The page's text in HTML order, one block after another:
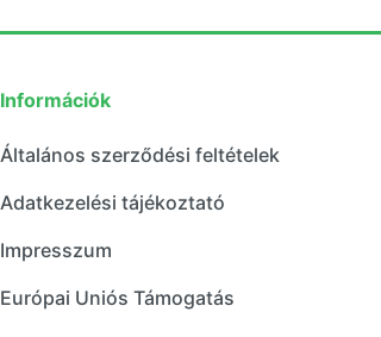
Információk
Általános szerződési feltételek
Adatkezelési tájékoztató
Impresszum
Európai Uniós Támogatás